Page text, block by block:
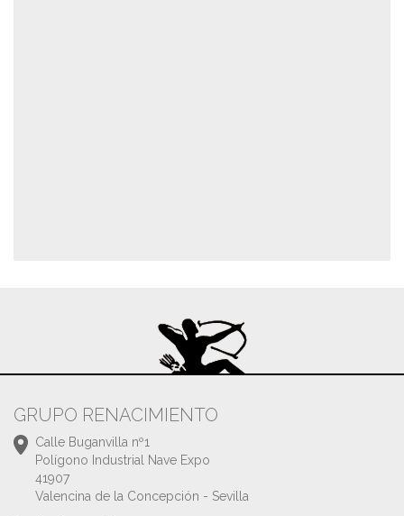
GRUPO RENACIMIENTO
Calle Buganvilla nº1
Polígono Industrial Nave Expo
41907
Valencina de la Concepción - Sevilla